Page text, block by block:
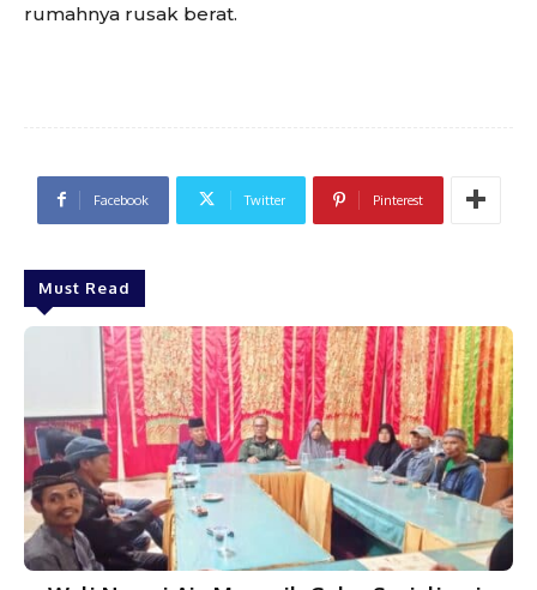
rumahnya rusak berat.
Facebook Twitter Pinterest
Must Read